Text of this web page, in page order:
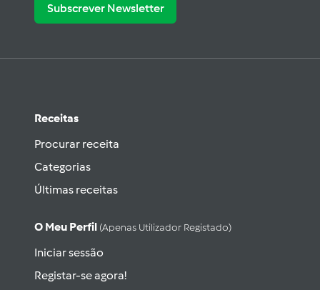
Subscrever Newsletter
Receitas
Procurar receita
Categorias
Últimas receitas
O Meu Perfil (apenas Utilizador Registado)
Iniciar sessão
Registar-se agora!